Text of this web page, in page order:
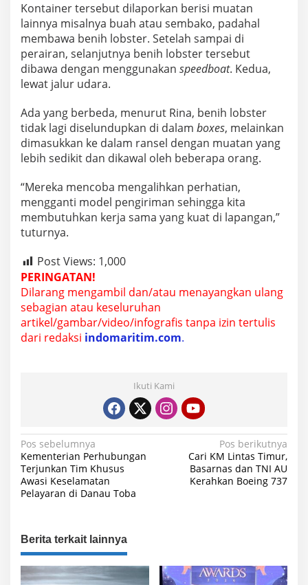
Kontainer tersebut dilaporkan berisi muatan
lainnya misalnya buah atau sembako, padahal
membawa benih lobster. Setelah sampai di
perairan, selanjutnya benih lobster tersebut
dibawa dengan menggunakan speedboat. Kedua,
lewat jalur udara.
Ada yang berbeda, menurut Rina, benih lobster
tidak lagi diselundupkan di dalam boxes, melainkan
dimasukkan ke dalam ransel dengan muatan yang
lebih sedikit dan dikawal oleh beberapa orang.
“Mereka mencoba mengalihkan perhatian,
mengganti model pengiriman sehingga kita
membutuhkan kerja sama yang kuat di lapangan,”
tuturnya.
Post Views: 1,000
PERINGATAN!
Dilarang mengambil dan/atau menayangkan ulang
sebagian atau keseluruhan
artikel/gambar/video/infografis tanpa izin tertulis
dari redaksi indomaritim.com.
Ikuti Kami
N
a
v
a
s
Pos sebelumnya
Kementerian Perhubungan
Terjunkan Tim Khusus
Awasi Keselamatan
Pelayaran di Danau Toba
Pos berikutnya
Cari KM Lintas Timur,
Basarnas dan TNI AU
Kerahkan Boeing 737
Berita terkait lainnya